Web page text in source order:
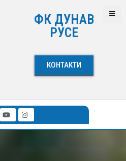
ФК ДУНАВ
РУСЕ
КОНТАКТИ